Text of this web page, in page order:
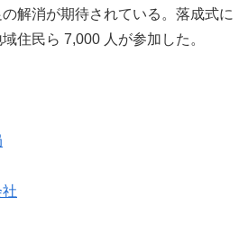
解消が期待されている。落成式に
住民ら 7,000 人が参加した。